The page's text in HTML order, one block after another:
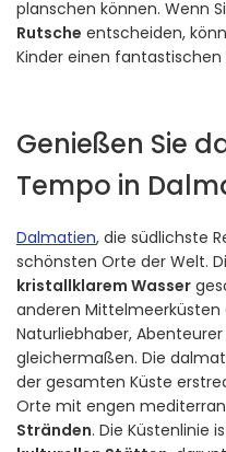
planschen können. Wenn
Rutsche entscheiden,
Kinder einen fantastischen
Genießen Sie
Tempo in
Dalmatien, die südlichste
schönsten Orte der Welt.
kristallklarem Wasser
anderen Mittelmeerküsten
Naturliebhaber,
gleichermaßen. Die
der gesamten Küste
Orte mit engen
Stränden. Die Küstenlinie